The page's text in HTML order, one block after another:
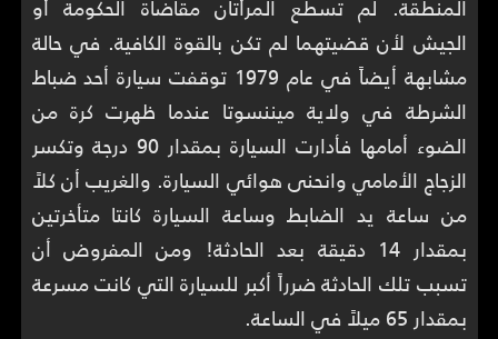
المنطقة. لم تسطع المرأتان مقاضاة الحكومة أو
الجيش لأن قضيتهما لم تكن بالقوة الكافية. في حالة
مشابهة أيضاً في عام 1979 توقفت سيارة أحد ضباط
الشرطة في ولاية ميننسوتا عندما ظهرت كرة من
الضوء أمامها فأدارت السيارة بمقدار 90 درجة وتكسر
الزجاج الأمامي وانحنى هوائي السيارة. والغريب أن كلاً
من ساعة يد الضابط وساعة السيارة كانتا متأخرتين
بمقدار 14 دقيقة بعد الحادثة! ومن المفروض أن
تسبب تلك الحادثة ضرراً أكبر للسيارة التي كانت مسرعة
بمقدار 65 ميلاً في الساعة.